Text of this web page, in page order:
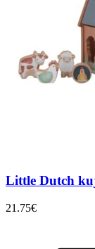
Little Dutch
21.75€